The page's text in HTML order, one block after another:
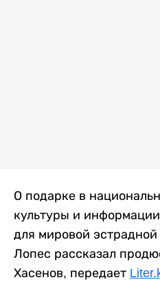
О подарке в
культуры и
для мировой
Лопес рассказал
Хасенов, передает